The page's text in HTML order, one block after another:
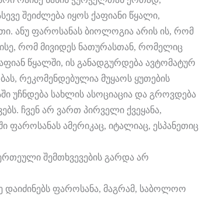
შეიძლება იყოს ქაფიანი წყალი,
ანუ ფაროსანას ბიოლოგია არის ის, რომ
რომ მივიდეს ნათურასთან, რომელიც
წყალში, ის განადგურდება ავტომატურ
რეკომენდებულია მუყაოს ყუთების
უჩნდება სახლის ასოციაცია და გროვდება
ჩვენ არ ვართ პირველი ქვეყანა,
ფაროსანას ამერიკაც, იტალიაც, ესპანეთიც
შემთხვევების გარდა არ
დაიძინებს ფაროსანა, მაგრამ, საბოლოო